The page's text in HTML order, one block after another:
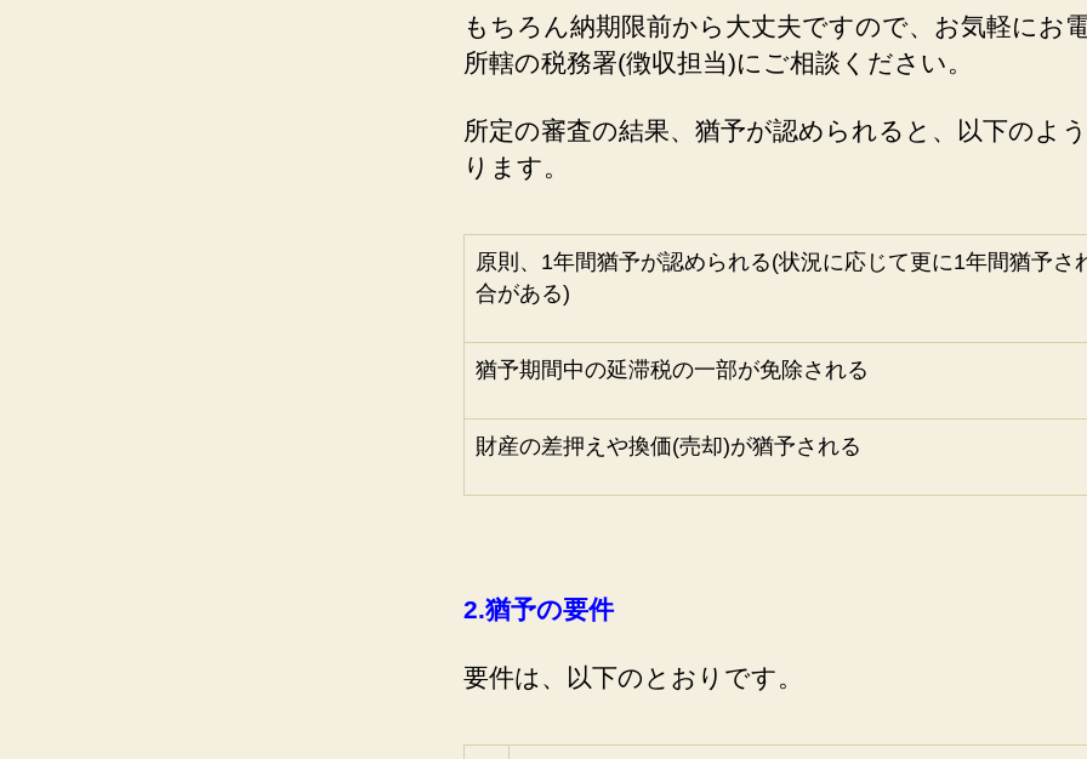
もちろん納期限前から大丈夫ですので、お気軽にお
所轄の税務署(徴収担当)にご相談ください。
所定の審査の結果、猶予が認められると、以下のよ
ります。
原則、1年間猶予が認められる(状況に応じて更に1年間猶予さ
合がある)
猶予期間中の延滞税の一部が免除される
財産の差押えや換価(売却)が猶予される
2.猶予の要件
要件は、以下のとおりです。